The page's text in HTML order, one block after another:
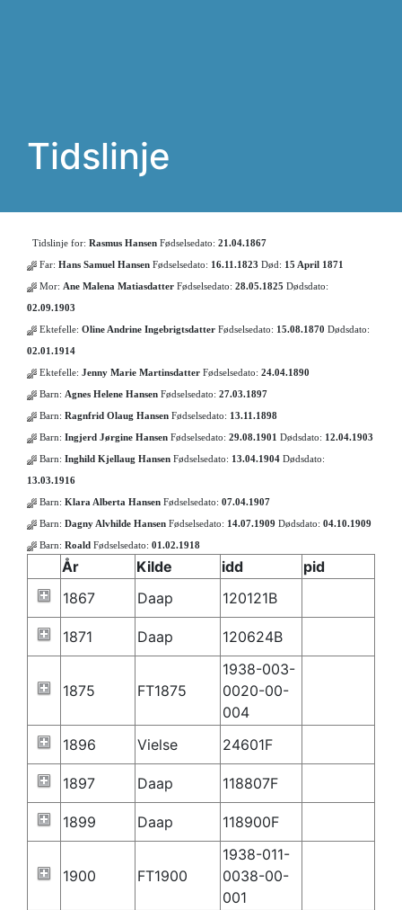
Tidslinje
Tidslinje for: Rasmus Hansen Fødselsedato: 21.04.1867
Far: Hans Samuel Hansen Fødselsedato: 16.11.1823 Død: 15 April 1871
Mor: Ane Malena Matiasdatter Fødselsedato: 28.05.1825 Dødsdato:
02.09.1903
Ektefelle: Oline Andrine Ingebrigtsdatter Fødselsedato: 15.08.1870 Dødsdato:
02.01.1914
Ektefelle: Jenny Marie Martinsdatter Fødselsedato: 24.04.1890
Barn: Agnes Helene Hansen Fødselsedato: 27.03.1897
Barn: Ragnfrid Olaug Hansen Fødselsedato: 13.11.1898
Barn: Ingjerd Jørgine Hansen Fødselsedato: 29.08.1901 Dødsdato: 12.04.1903
Barn: Inghild Kjellaug Hansen Fødselsedato: 13.04.1904 Dødsdato:
13.03.1916
Barn: Klara Alberta Hansen Fødselsedato: 07.04.1907
Barn: Dagny Alvhilde Hansen Fødselsedato: 14.07.1909 Dødsdato: 04.10.1909
Barn: Roald Fødselsedato: 01.02.1918
År Kilde idd
pid
1867
Daap 120121B
1871 Daap 120624B
1875 FT1875
1938-003-
0020-00-
004
1896
Vielse 24601F
1897 Daap 118807F
1899 Daap 118900F
1900 FT1900
1938-011-
0038-00-
001